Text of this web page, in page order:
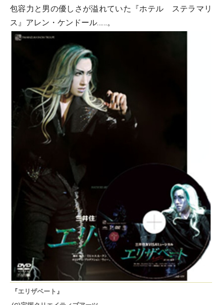
包容力と男の優しさが溢れていた『ホテル ステラマリ
ス』アレン・ケンドール……。
『エリザベート』